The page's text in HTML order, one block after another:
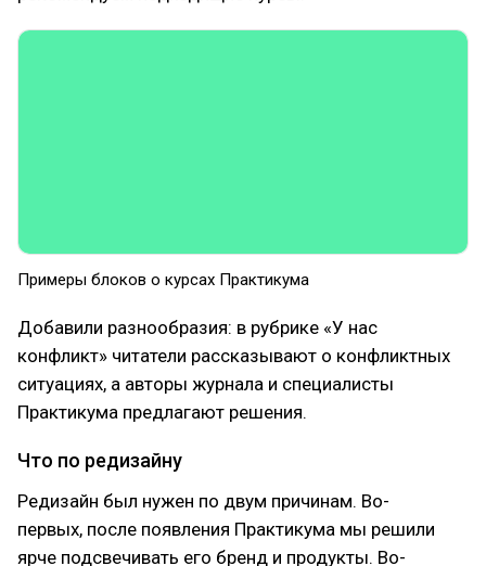
Примеры блоков о курсах Практикума
Добавили разнообразия: в рубрике «У нас
конфликт» читатели рассказывают о конфликтных
ситуациях, а авторы журнала и специалисты
Практикума предлагают решения.
Что по редизайну
Редизайн был нужен по двум причинам. Во-
первых, после появления Практикума мы решили
ярче подсвечивать его бренд и продукты. Во-